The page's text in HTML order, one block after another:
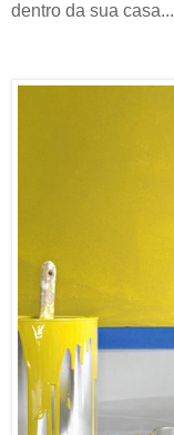
dentro da sua casa...